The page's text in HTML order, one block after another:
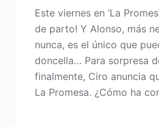
Este viernes en ‘La
de parto! Y Alonso, más
nunca, es el único que
doncella… Para sorpresa
finalmente, Ciro anuncia
La Promesa. ¿Cómo ha